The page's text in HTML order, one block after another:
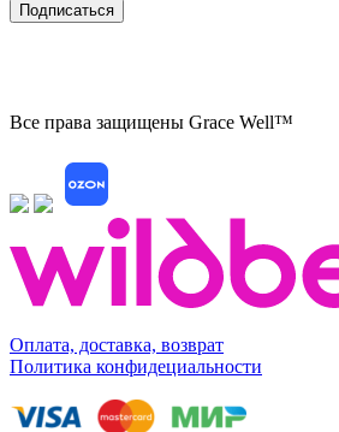
Подписаться
Все права защищены Grace Well™
Оплата, доставка, возврат
Политика конфидециальности